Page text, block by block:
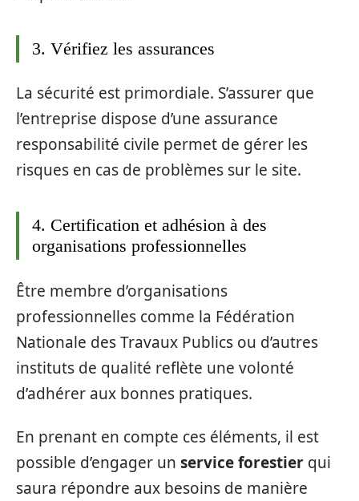
3. Vérifiez les assurances
La sécurité est primordiale. S’assurer que
l’entreprise dispose d’une assurance
responsabilité civile permet de gérer les
risques en cas de problèmes sur le site.
4. Certification et adhésion à des
organisations professionnelles
Être membre d’organisations
professionnelles comme la Fédération
Nationale des Travaux Publics ou d’autres
instituts de qualité reflète une volonté
d’adhérer aux bonnes pratiques.
En prenant en compte ces éléments, il est
possible d’engager un service forestier qui
saura répondre aux besoins de manière